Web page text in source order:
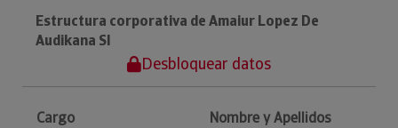
Estructura corporativa de Amaiur Lopez De
Audikana Sl
Desbloquear datos
Cargo Nombre y Apellidos